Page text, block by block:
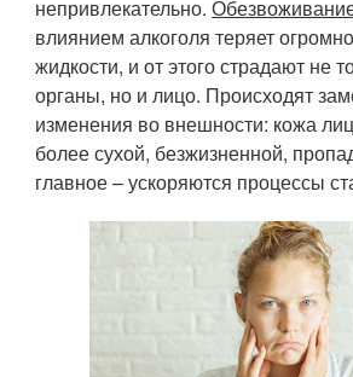
непривлекательно.
влиянием алкоголя теряет
жидкости, и от этого страдают не
органы, но и лицо. Происходят
изменения во внешности: кожа
более сухой, безжизненной,
главное – ускоряются процессы